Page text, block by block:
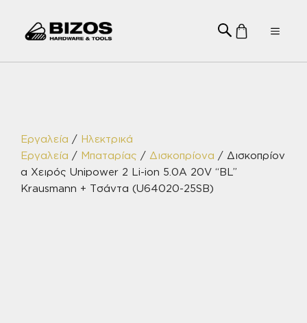
Menu
Εργαλεία / Ηλεκτρικά
Εργαλεία / Μπαταρίας / Δισκοπρίονα / Δισκοπρίον
α Χειρός Unipower 2 Li-ion 5.0A 20V “BL”
Krausmann + Τσάντα (U64020-25SB)